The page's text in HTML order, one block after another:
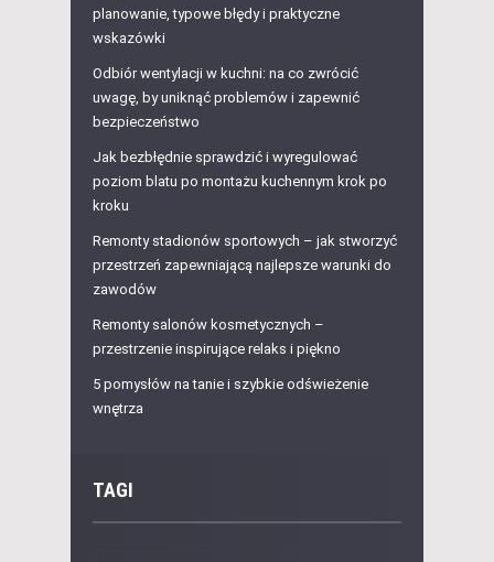
planowanie, typowe błędy i praktyczne
wskazówki
Odbiór wentylacji w kuchni: na co zwrócić
uwagę, by uniknąć problemów i zapewnić
bezpieczeństwo
Jak bezbłędnie sprawdzić i wyregulować
poziom blatu po montażu kuchennym krok po
kroku
Remonty stadionów sportowych – jak stworzyć
przestrzeń zapewniającą najlepsze warunki do
zawodów
Remonty salonów kosmetycznych –
przestrzenie inspirujące relaks i piękno
5 pomysłów na tanie i szybkie odświeżenie
wnętrza
TAGI